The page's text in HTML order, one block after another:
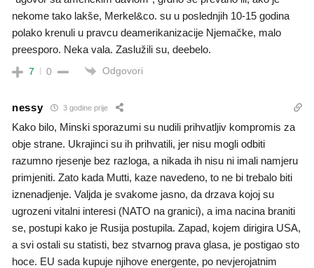
nekome tako lakše, Merkel&co. su u poslednjih 10-15 godina
polako krenuli u pravcu deamerikanizacije Njemačke, malo
preesporo. Neka vala. Zaslužili su, deebelo.
7 0 Odgovori
nessy 3 godine prije
Kako bilo, Minski sporazumi su nudili prihvatljiv kompromis za
obje strane. Ukrajinci su ih prihvatili, jer nisu mogli odbiti
razumno rjesenje bez razloga, a nikada ih nisu ni imali namjeru
primjeniti. Zato kada Mutti, kaze navedeno, to ne bi trebalo biti
iznenadjenje. Valjda je svakome jasno, da drzava kojoj su
ugrozeni vitalni interesi (NATO na granici), a ima nacina braniti
se, postupi kako je Rusija postupila. Zapad, kojem dirigira USA,
a svi ostali su statisti, bez stvarnog prava glasa, je postigao sto
hoce. EU sada kupuje njihove energente, po nevjerojatnim